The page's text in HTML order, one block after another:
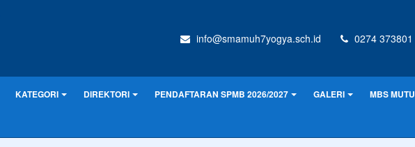
info@smamuh7yogya.sch.id 0274 373801
KATEGORI DIREKTORI PENDAFTARAN SPMB 2026/2027 GALERI MBS MUTU